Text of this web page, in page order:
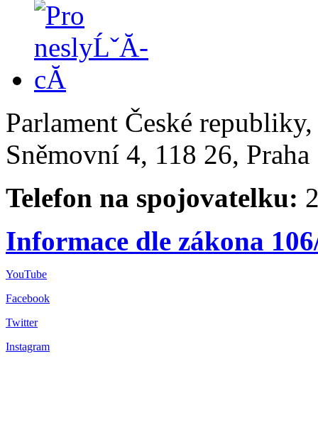
Parlament České
Sněmovní 4, 118 26,
Telefon na spojovatelku:
Informace dle zákona
YouTube
Facebook
Twitter
Instagram